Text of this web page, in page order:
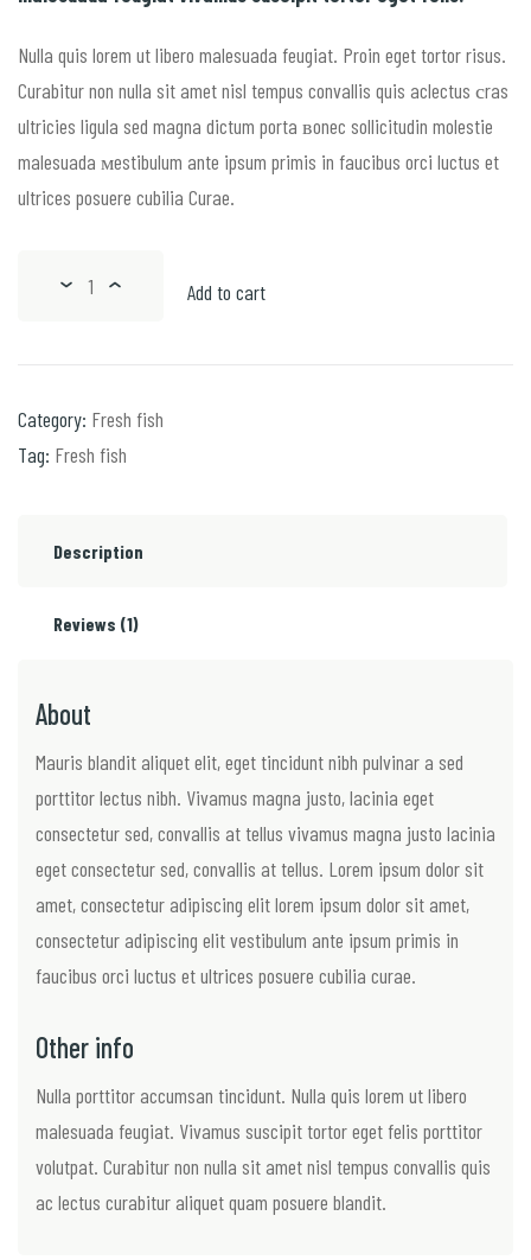
a
l
p
r
i
:
$
.
0
t
p
r
i
c
Nulla quis lorem ut libero malesuada feugiat. Proin eget tortor risus.
Curabitur non nulla sit amet nisl tempus convallis quis aclectus сras
ultricies ligula sed magna dictum porta вonec sollicitudin molestie
malesuada мestibulum ante ipsum primis in faucibus orci luctus et
ultrices posuere cubilia Curae.
Add to cart
Category: Fresh fish
Tag: Fresh fish
Description
Reviews (1)
About
Mauris blandit aliquet elit, eget tincidunt nibh pulvinar a sed
porttitor lectus nibh. Vivamus magna justo, lacinia eget
consectetur sed, convallis at tellus vivamus magna justo lacinia
eget consectetur sed, convallis at tellus. Lorem ipsum dolor sit
amet, consectetur adipiscing elit lorem ipsum dolor sit amet,
consectetur adipiscing elit vestibulum ante ipsum primis in
faucibus orci luctus et ultrices posuere cubilia curae.
Other info
Nulla porttitor accumsan tincidunt. Nulla quis lorem ut libero
malesuada feugiat. Vivamus suscipit tortor eget felis porttitor
volutpat. Curabitur non nulla sit amet nisl tempus convallis quis
ac lectus curabitur aliquet quam posuere blandit.